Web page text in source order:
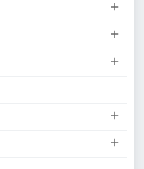




